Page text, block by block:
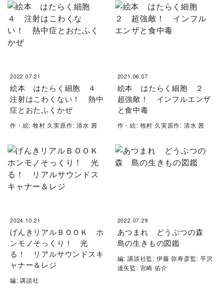
2022.07.21
絵本 はたらく細胞 ４
注射はこわくない！ 熱中
症とおたふくかぜ
作・絵: 牧村 久実原作: 清水 茜
2021.06.07
絵本 はたらく細胞 ２
超強敵！ インフルエンザ
と食中毒
作・絵: 牧村 久実原作: 清水 茜
2024.10.21
げんきリアルＢＯＯＫ ホ
ンモノそっくり！ 光
る！ リアルサウンドスキ
ャナー＆レジ
編: 講談社
2022.07.29
あつまれ どうぶつの森
島の生きもの図鑑
編: 講談社監: 伊藤 弥寿彦監: 平沢
達矢監: 宮崎 佑介